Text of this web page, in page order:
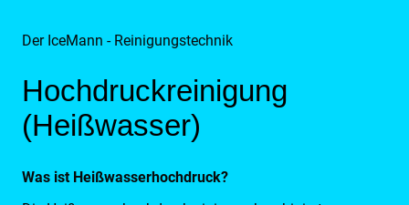
Der IceMann - Reinigungstechnik
Hochdruckreinigung
(Heißwasser)
Was ist Heißwasserhochdruck?